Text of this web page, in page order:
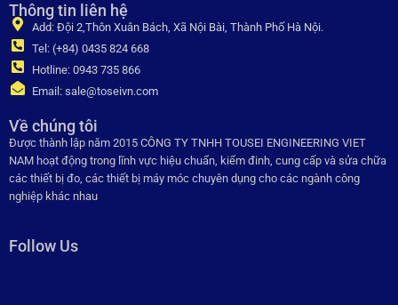
Thông tin liên hệ
Add: Đội 2,Thôn Xuân Bách, Xã Nội Bài, Thành Phố Hà Nội.
Tel: (+84) 0435 824 668
Hotline: 0943 735 866
Email: sale@toseivn.com
Về chúng tôi
Được thành lập năm 2015 CÔNG TY TNHH TOUSEI ENGINEERING VIET
NAM hoạt động trong lĩnh vực hiệu chuẩn, kiểm đinh, cung cấp và sửa chữa
các thiết bị đo, các thiết bị máy móc chuyên dụng cho các ngành công
nghiệp khác nhau
Follow Us